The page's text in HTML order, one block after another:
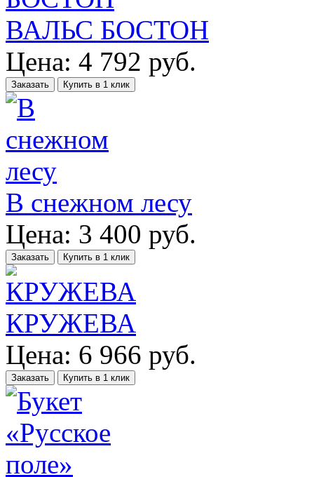
ВАЛЬС БОСТОН
Цена: 4 792 руб.
Заказать Купить в 1 клик
В снежном лесу
Цена: 3 400 руб.
Заказать Купить в 1 клик
КРУЖЕВА
Цена: 6 966 руб.
Заказать Купить в 1 клик